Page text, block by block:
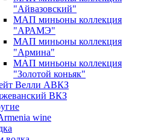
"Айвазовский"
МАП миньоны коллекция
"АРАМЭ"
МАП миньоны коллекция
"Армина"
МАП миньоны коллекция
"Золотой коньяк"
Велли АВКЗ
ВКЗ
wine